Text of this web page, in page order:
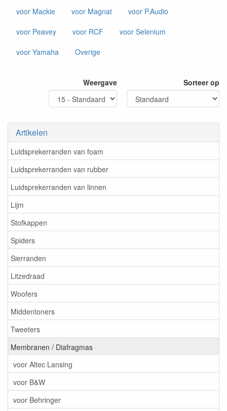
Artikelen
Luidsprekerranden van foam
Luidsprekerranden van rubber
Luidsprekerranden van linnen
Lijm
Stofkappen
Spiders
Sierranden
Litzedraad
Woofers
Middentoners
Tweeters
Membranen / Diafragmas
voor Altec Lansing
voor B&W
voor Behringer
voor Mackie
voor Magnat
voor P.Audio
voor Peavey
voor RCF
voor Selenium
voor Yamaha
Overige
Weergave Sorteer op